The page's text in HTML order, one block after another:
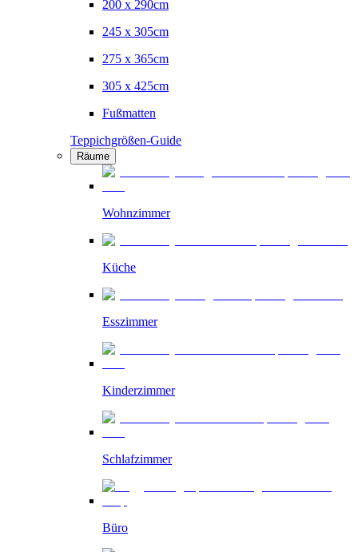
200 x 290cm
245 x 305cm
275 x 365cm
305 x 425cm
Fußmatten
Teppichgrößen-Guide
Räume
Wohnzimmer
Küche
Esszimmer
Kinderzimmer
Schlafzimmer
Büro